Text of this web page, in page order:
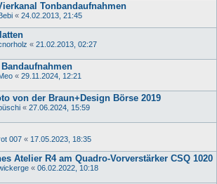
Tonbandaufnahmen
« 24.02.2013, 21:45
« 21.02.2013, 02:27
« 29.11.2024, 12:21
von der Braun+Design Börse 2019
« 27.06.2024, 15:59
007 « 17.05.2023, 18:35
Atelier R4 am Quadro-Vorverstärker CSQ 1020
« 06.02.2022, 10:18